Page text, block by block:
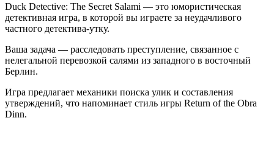
Duck Detective: The Secret Salami — это юмористическая
детективная игра, в которой вы играете за неудачливого
частного детектива-утку.
Ваша задача — расследовать преступление, связанное с
нелегальной перевозкой салями из западного в восточный
Берлин.
Игра предлагает механики поиска улик и составления
утверждений, что напоминает стиль игры Return of the Obra
Dinn.